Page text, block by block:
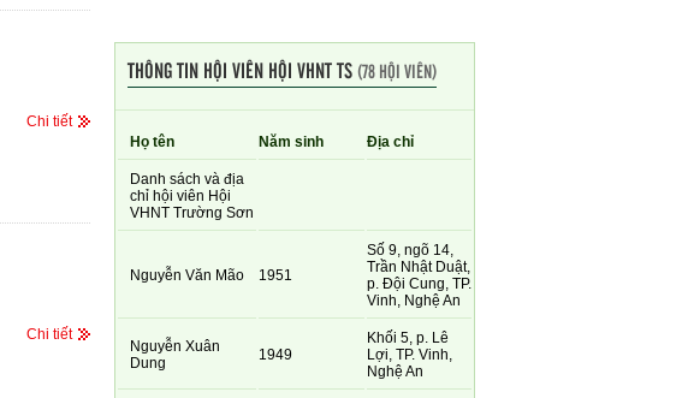
Chi tiết
Chi tiết
THÔNG TIN HỘI VIÊN HỘI VHNT TS(78 HỘI VIÊN)
Họ tên Năm sinh Địa chỉ
Danh sách và địa
chỉ hội viên Hội
VHNT Trường Sơn
Nguyễn Văn Mão 1951
Số 9, ngõ 14,
Trần Nhật Duật,
p. Đội Cung, TP.
Vinh, Nghệ An
Nguyễn Xuân
Dung
1949
Khối 5, p. Lê
Lợi, TP. Vinh,
Nghệ An